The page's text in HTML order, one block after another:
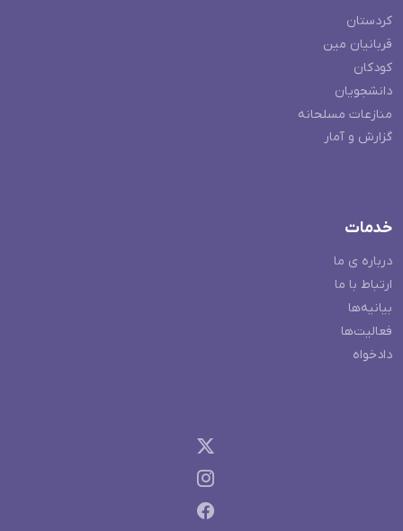
کردستان
قربانیان مین
کودکان
دانشجویان
منازعات مسلحانه
گزارش و آمار
خدمات
درباره ی ما
ارتباط با ما
بیانیه‌ها
فعالیت‌ها
دادخواه